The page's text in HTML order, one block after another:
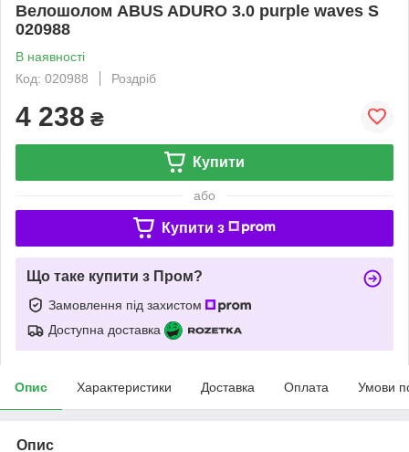
Велошолом ABUS ADURO 3.0 purple waves S
020988
В наявності
Код: 020988
Роздріб
4 238 ₴
Купити
або
Купити з
Що таке купити з Пром?
Замовлення під захистом
Доступна доставка
Опис Характеристики Доставка Оплата Умови
Опис